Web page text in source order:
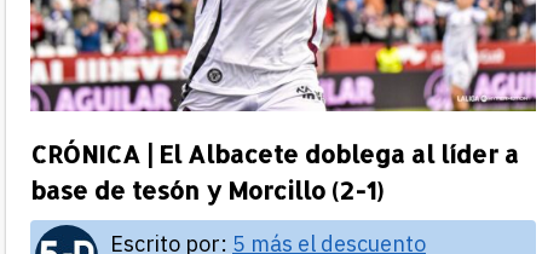
CRÓNICA | El Albacete doblega al líder a
base de tesón y Morcillo (2-1)
Escrito por: 5 más el descuento